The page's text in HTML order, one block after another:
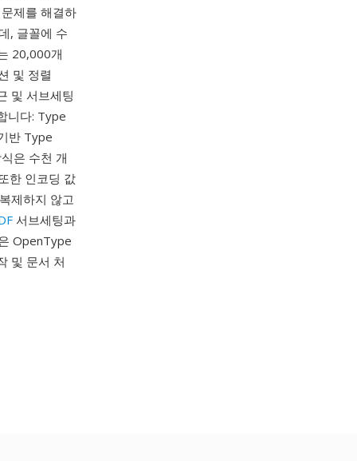
제를 해결하
, 글꼴에 수
20,000개
및 정렬
및 서브세팅
니다: Type
반 Type
은 수천 개
한 인코딩 값
제하지 않고
서브세팅과
OpenType
및 문서 처